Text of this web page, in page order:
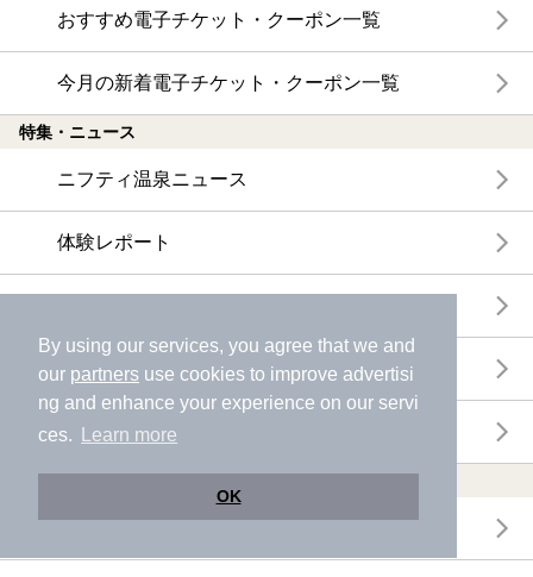
By using our services, you agree that we and
our partners use cookies to improve advertisi
ng and enhance your experience on our servi
ces.
Learn more
OK
おすすめ電子チケット・クーポン一覧
今月の新着電子チケット・クーポン一覧
特集・ニュース
ニフティ温泉ニュース
体験レポート
特集
ニフティ温泉からのお知らせ
温浴施設ランキング